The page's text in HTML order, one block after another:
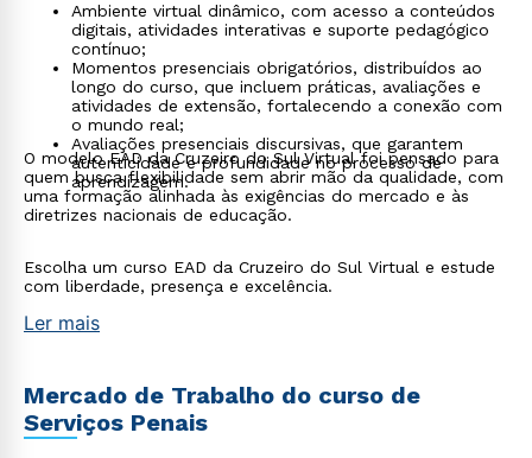
Ambiente virtual dinâmico, com acesso a conteúdos
digitais, atividades interativas e suporte pedagógico
contínuo;
Momentos presenciais obrigatórios, distribuídos ao
longo do curso, que incluem práticas, avaliações e
atividades de extensão, fortalecendo a conexão com
o mundo real;
Avaliações presenciais discursivas, que garantem
autenticidade e profundidade no processo de
aprendizagem.
O modelo EAD da Cruzeiro do Sul Virtual foi pensado para
quem busca flexibilidade sem abrir mão da qualidade, com
uma formação alinhada às exigências do mercado e às
diretrizes nacionais de educação.
Escolha um curso EAD da Cruzeiro do Sul Virtual e estude
com liberdade, presença e excelência.
Ler mais
Mercado de Trabalho do curso de
Serviços Penais